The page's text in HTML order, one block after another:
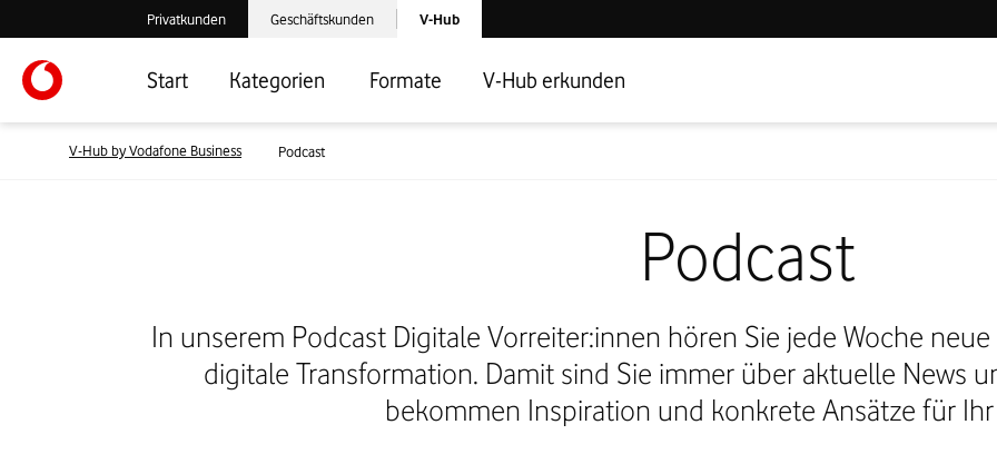
Verlassen der V-Hub Webseite: Zum Privatkundenbereich
Privatkunden Verlassen der V-Hub Webseite: Zum Geschäftskundenbereich
Geschäftskunden Laden der V-Hub Startseite
V-Hub
Start Kategorien Formate V-Hub erkunden
V-Hub by Vodafone Business Podcast
Podcast
In unserem Podcast Digitale Vorreiter:innen hören Sie jede Woche
digitale Transformation. Damit sind Sie immer über aktuelle News
bekommen Inspiration und konkrete Ansätze für Ihr